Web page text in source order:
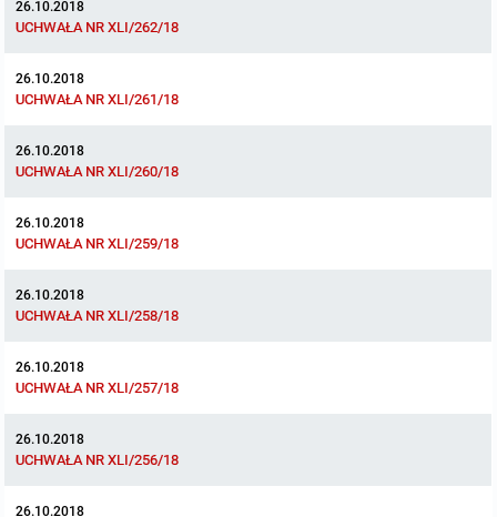
26.10.2018
UCHWAŁA NR XLI/262/18
26.10.2018
UCHWAŁA NR XLI/261/18
26.10.2018
UCHWAŁA NR XLI/260/18
26.10.2018
UCHWAŁA NR XLI/259/18
26.10.2018
UCHWAŁA NR XLI/258/18
26.10.2018
UCHWAŁA NR XLI/257/18
26.10.2018
UCHWAŁA NR XLI/256/18
26.10.2018